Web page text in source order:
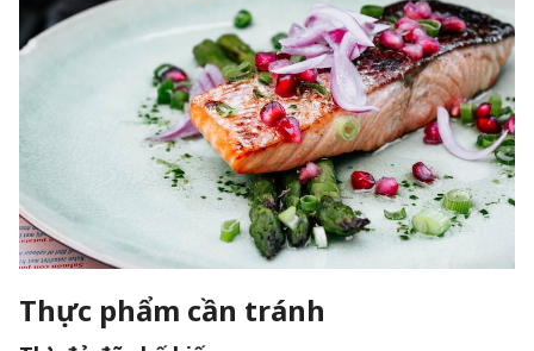
Thực phẩm cần tránh